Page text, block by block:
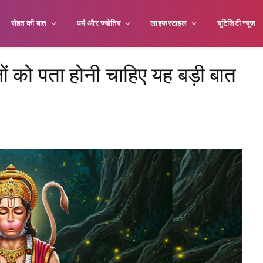
सेहत की बात धर्म और ज्योतिष लाइफस्टाइल यूटिलिटी न्यूज़
पता होनी चाहिए यह बड़ी बात